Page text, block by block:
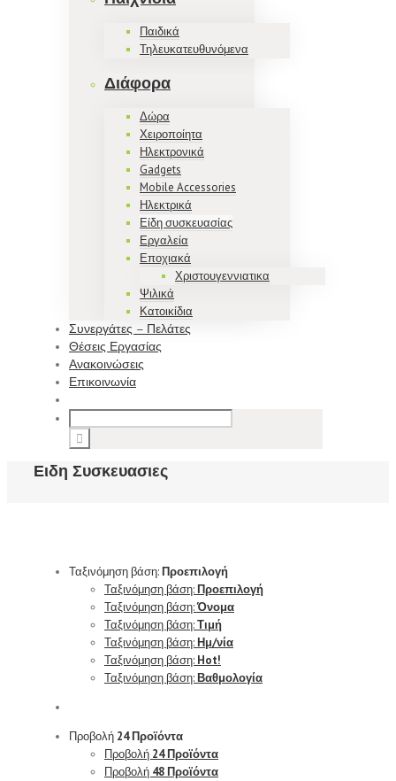
Παιδικά
Τηλευκατευθυνόμενα
Διάφορα
Δώρα
Χειροποίητα
Ηλεκτρονικά
Gadgets
Mobile Accessories
Ηλεκτρικά
Είδη συσκευασίας
Εργαλεία
Εποχιακά
Χριστουγεννιατικα
Ψιλικά
Κατοικίδια
Συνεργάτες – Πελάτες
Θέσεις Εργασίας
Ανακοινώσεις
Επικοινωνία
Ειδη Συσκευασιες
Ταξινόμηση βάση:Προεπιλογή
Ταξινόμηση βάση:Προεπιλογή
Ταξινόμηση βάση:Όνομα
Ταξινόμηση βάση:Τιμή
Ταξινόμηση βάση:Ημ/νία
Ταξινόμηση βάση: Hot!
Ταξινόμηση βάση:Βαθμολογία
Προβολή 24 Προϊόντα
Προβολή 24 Προϊόντα
Προβολή 48 Προϊόντα